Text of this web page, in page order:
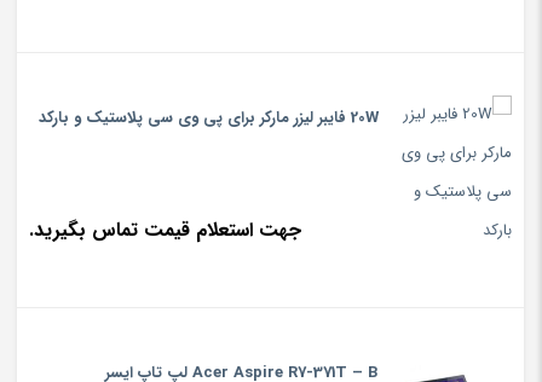
20W فایبر لیزر مارکر برای پی وی سی پلاستیک و بارکد
جهت استعلام قیمت تماس بگیرید.
Acer Aspire R7-371T – B لپ تاپ ایسر